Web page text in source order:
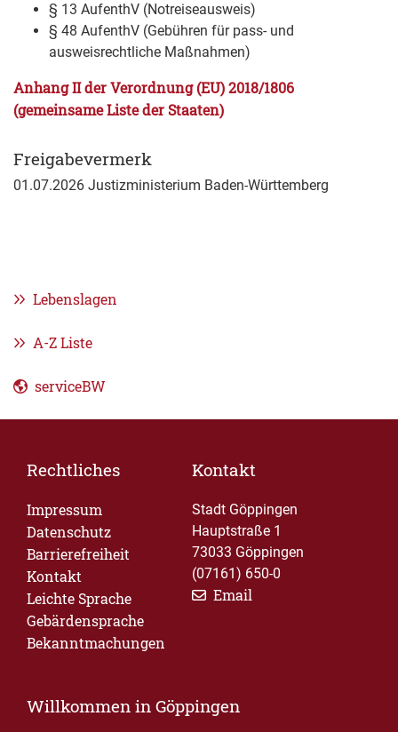
§ 13 AufenthV (Notreiseausweis)
§ 48 AufenthV (Gebühren für pass- und
ausweisrechtliche Maßnahmen)
Anhang II der Verordnung (EU) 2018/1806
(gemeinsame Liste der Staaten)
Freigabevermerk
01.07.2026 Justizministerium Baden-Württemberg
Lebenslagen
A-Z Liste
serviceBW
Rechtliches
Impressum
Datenschutz
Barrierefreiheit
Kontakt
Leichte Sprache
Gebärdensprache
Bekanntmachungen
Kontakt
Stadt Göppingen
Hauptstraße 1
73033 Göppingen
(07161) 650-0
Email
Willkommen in Göppingen